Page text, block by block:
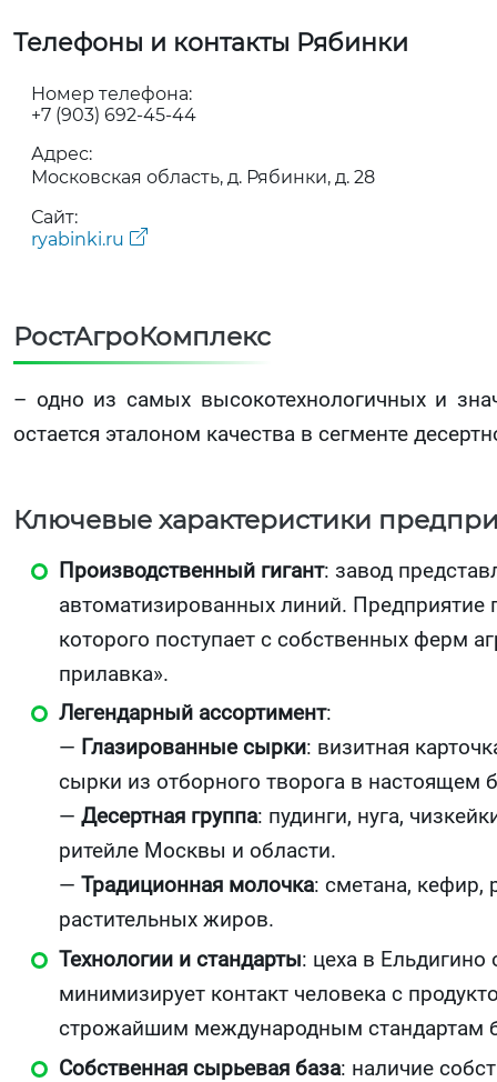
Телефоны и контакты Рябинки
Номер телефона:
+7 (903) 692-45-44
Адрес:
Московская область, д. Рябинки, д. 28
Сайт:
ryabinki.ru
РостАгроКомплекс
– одно из самых высокотехнологичных и
остается эталоном качества в сегменте
Ключевые характеристики
Производственный гигант: завод
автоматизированных линий. Предприятие
которого поступает с собственных ферм
прилавка».
Легендарный ассортимент:
— Глазированные сырки: визитная
сырки из отборного творога в настоящем
— Десертная группа: пудинги, нуга,
ритейле Москвы и области.
— Традиционная молочка: сметана, кефир,
растительных жиров.
Технологии и стандарты: цеха в
минимизирует контакт человека с
строжайшим международным стандартам
Собственная сырьевая база: наличие